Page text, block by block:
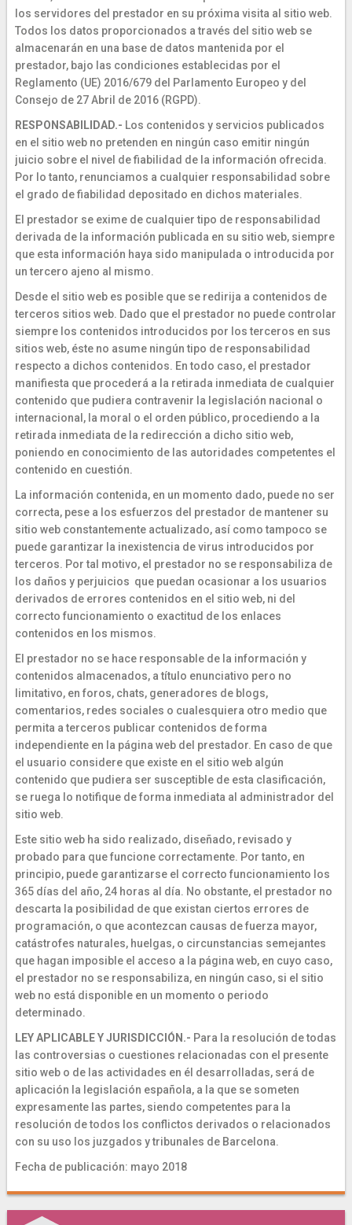
los servidores del prestador en su próxima visita al sitio web.
Todos los datos proporcionados a través del sitio web se
almacenarán en una base de datos mantenida por el
prestador, bajo las condiciones establecidas por el
Reglamento (UE) 2016/679 del Parlamento Europeo y del
Consejo de 27 Abril de 2016 (RGPD).
RESPONSABILIDAD.- Los contenidos y servicios publicados
en el sitio web no pretenden en ningún caso emitir ningún
juicio sobre el nivel de fiabilidad de la información ofrecida.
Por lo tanto, renunciamos a cualquier responsabilidad sobre
el grado de fiabilidad depositado en dichos materiales.
El prestador se exime de cualquier tipo de responsabilidad
derivada de la información publicada en su sitio web, siempre
que esta información haya sido manipulada o introducida por
un tercero ajeno al mismo.
Desde el sitio web es posible que se redirija a contenidos de
terceros sitios web. Dado que el prestador no puede controlar
siempre los contenidos introducidos por los terceros en sus
sitios web, éste no asume ningún tipo de responsabilidad
respecto a dichos contenidos. En todo caso, el prestador
manifiesta que procederá a la retirada inmediata de cualquier
contenido que pudiera contravenir la legislación nacional o
internacional, la moral o el orden público, procediendo a la
retirada inmediata de la redirección a dicho sitio web,
poniendo en conocimiento de las autoridades competentes el
contenido en cuestión.
La información contenida, en un momento dado, puede no ser
correcta, pese a los esfuerzos del prestador de mantener su
sitio web constantemente actualizado, así como tampoco se
puede garantizar la inexistencia de virus introducidos por
terceros. Por tal motivo, el prestador no se responsabiliza de
los daños y perjuicios que puedan ocasionar a los usuarios
derivados de errores contenidos en el sitio web, ni del
correcto funcionamiento o exactitud de los enlaces
contenidos en los mismos.
El prestador no se hace responsable de la información y
contenidos almacenados, a título enunciativo pero no
limitativo, en foros, chats, generadores de blogs,
comentarios, redes sociales o cualesquiera otro medio que
permita a terceros publicar contenidos de forma
independiente en la página web del prestador. En caso de que
el usuario considere que existe en el sitio web algún
contenido que pudiera ser susceptible de esta clasificación,
se ruega lo notifique de forma inmediata al administrador del
sitio web.
Este sitio web ha sido realizado, diseñado, revisado y
probado para que funcione correctamente. Por tanto, en
principio, puede garantizarse el correcto funcionamiento los
365 días del año, 24 horas al día. No obstante, el prestador no
descarta la posibilidad de que existan ciertos errores de
programación, o que acontezcan causas de fuerza mayor,
catástrofes naturales, huelgas, o circunstancias semejantes
que hagan imposible el acceso a la página web, en cuyo caso,
el prestador no se responsabiliza, en ningún caso, si el sitio
web no está disponible en un momento o periodo
determinado.
LEY APLICABLE Y JURISDICCIÓN.- Para la resolución de todas
las controversias o cuestiones relacionadas con el presente
sitio web o de las actividades en él desarrolladas, será de
aplicación la legislación española, a la que se someten
expresamente las partes, siendo competentes para la
resolución de todos los conflictos derivados o relacionados
con su uso los juzgados y tribunales de Barcelona.
Fecha de publicación: mayo 2018